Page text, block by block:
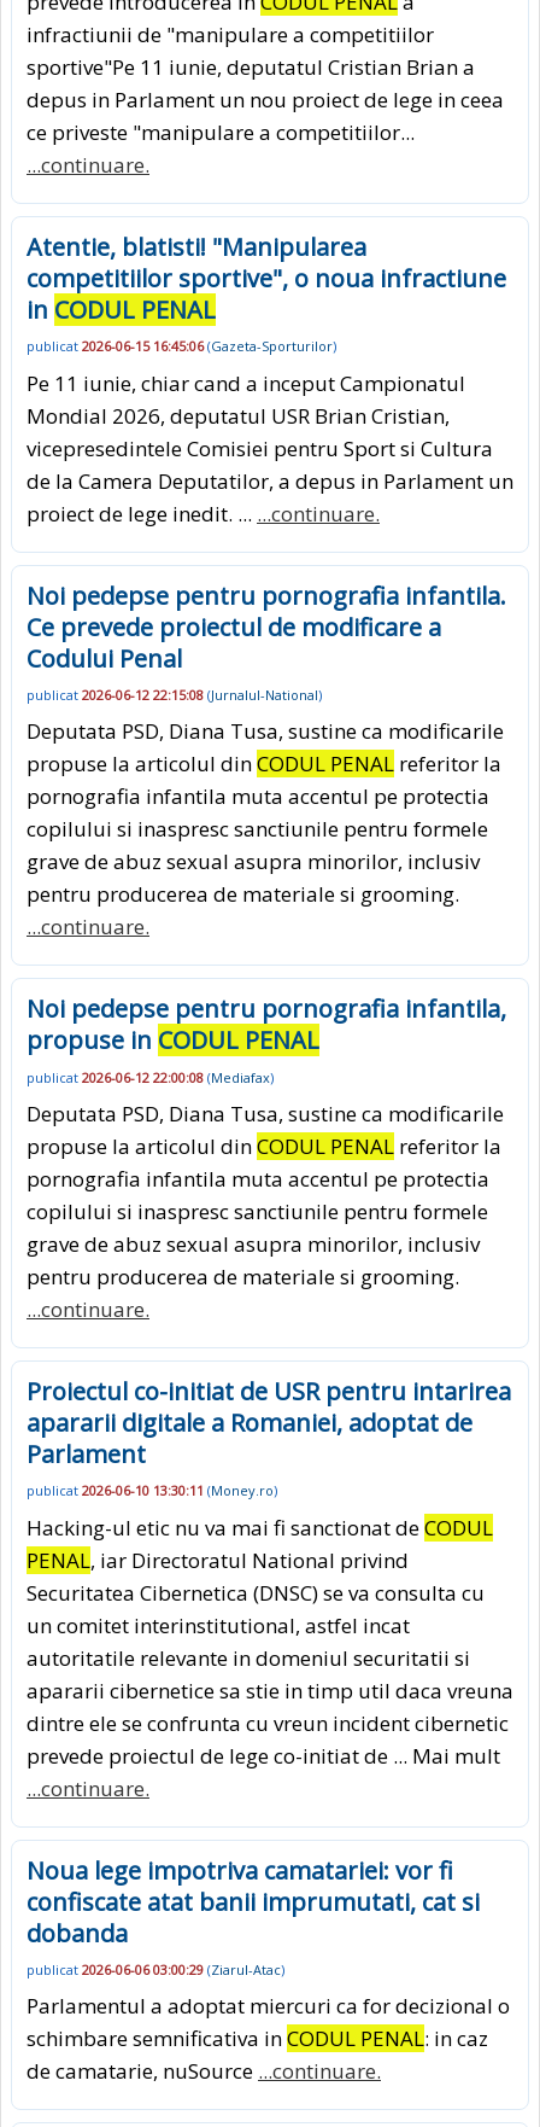
infractiunii de "manipulare a competitiilor
sportive"Pe 11 iunie, deputatul Cristian Brian a
depus in Parlament un nou proiect de lege in ceea
ce priveste "manipulare a competitiilor...
...continuare.
Atentie, blatisti! "Manipularea
competitiilor sportive", o noua infractiune
in CODUL PENAL
publicat 2026-06-15 16:45:06(Gazeta-Sporturilor)
Pe 11 iunie, chiar cand a inceput Campionatul
Mondial 2026, deputatul USR Brian Cristian,
vicepresedintele Comisiei pentru Sport si Cultura
de la Camera Deputatilor, a depus in Parlament un
proiect de lege inedit. ... ...continuare.
Noi pedepse pentru pornografia infantila.
Ce prevede proiectul de modificare a
Codului Penal
publicat 2026-06-12 22:15:08 (Jurnalul-National)
Deputata PSD, Diana Tusa, sustine ca modificarile
propuse la articolul dinCODUL PENAL referitor la
pornografia infantila muta accentul pe protectia
copilului si inaspresc sanctiunile pentru formele
grave de abuz sexual asupra minorilor, inclusiv
pentru producerea de materiale si grooming.
...continuare.
Noi pedepse pentru pornografia infantila,
propuse in CODUL PENAL
publicat 2026-06-12 22:00:08 (Mediafax)
Deputata PSD, Diana Tusa, sustine ca modificarile
propuse la articolul dinCODUL PENAL referitor la
pornografia infantila muta accentul pe protectia
copilului si inaspresc sanctiunile pentru formele
grave de abuz sexual asupra minorilor, inclusiv
pentru producerea de materiale si grooming.
...continuare.
Proiectul co-initiat de USR pentru intarirea
apararii digitale a Romaniei, adoptat de
Parlament
publicat 2026-06-10 13:30:11 (Money.ro)
Hacking-ul etic nu va mai fi sanctionat deCODUL
PENAL, iar Directoratul National privind
Securitatea Cibernetica (DNSC) se va consulta cu
un comitet interinstitutional, astfel incat
autoritatile relevante in domeniul securitatii si
apararii cibernetice sa stie in timp util daca vreuna
dintre ele se confrunta cu vreun incident cibernetic
prevede proiectul de lege co-initiat de ... Mai mult
...continuare.
Noua lege impotriva camatariei: vor fi
confiscate atat banii imprumutati, cat si
dobanda
publicat 2026-06-06 03:00:29 (Ziarul-Atac)
Parlamentul a adoptat miercuri ca for decizional o
schimbare semnificativa inCODUL PENAL: in caz
de camatarie, nuSource ...continuare.